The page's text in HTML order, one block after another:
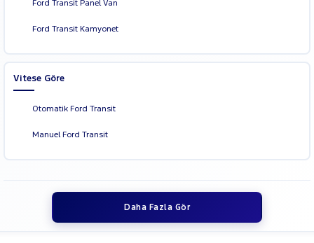
Ford Transit Panel Van
Ford Transit Kamyonet
Vitese Göre
Otomatik Ford Transit
Manuel Ford Transit
Daha Fazla Gör